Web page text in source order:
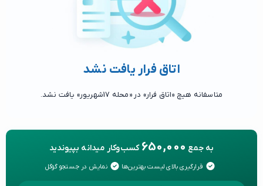
اتاق فرار یافت نشد
متاسفانه هیچ «اتاق فرار» در «محله 17شهریور» یافت نشد.
به جمع 650,000 کسب‌وکار میدانه بپیوندید
قرارگیری بالای لیست بهترین‌ها نمایش در جستجو گوگل